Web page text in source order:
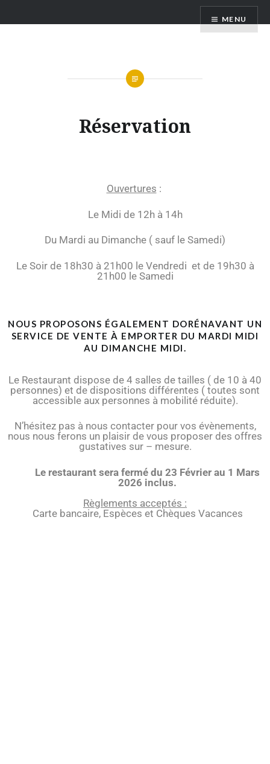
Rest'Authentique MENU
Réservation
Ouvertures :
Le Midi de 12h à 14h
Du Mardi au Dimanche ( sauf le Samedi)
Le Soir de 18h30 à 21h00 le Vendredi et de 19h30 à
21h00 le Samedi
NOUS PROPOSONS ÉGALEMENT DORÉNAVANT UN
SERVICE DE VENTE À EMPORTER DU MARDI MIDI
AU DIMANCHE MIDI.
Le Restaurant dispose de 4 salles de tailles ( de 10 à 40
personnes) et de dispositions différentes ( toutes sont
accessible aux personnes à mobilité réduite).
N’hésitez pas à nous contacter pour vos évènements,
nous nous ferons un plaisir de vous proposer des offres
gustatives sur – mesure.
Le restaurant sera fermé du 23 Février au 1 Mars
2026 inclus.
Règlements acceptés :
Carte bancaire, Espèces et Chèques Vacances